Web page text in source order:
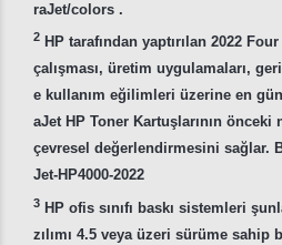
raJet/colors .
2 HP tarafından yaptırılan 2022
çalışması, üretim uygulamaları,
e kullanım eğilimleri üzerine en
aJet HP Toner Kartuşlarının önceki
çevresel değerlendirmesini sağlar.
Jet-HP4000-2022
3 HP ofis sınıfı baskı sistemleri
zılımı 4.5 veya üzeri sürüme sahip